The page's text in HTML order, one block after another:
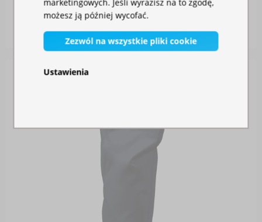
W magazynie
115,00 zł
marketingowych. Jeśli wyrazisz na to zgodę,
możesz ją później wycofać.
Zezwól na wszystkie pliki cookie
Ustawienia